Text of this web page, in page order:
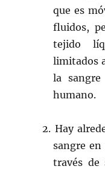
que es
fluidos,
tejido
limitados
la
humano.
2. Hay
sangre en
través de